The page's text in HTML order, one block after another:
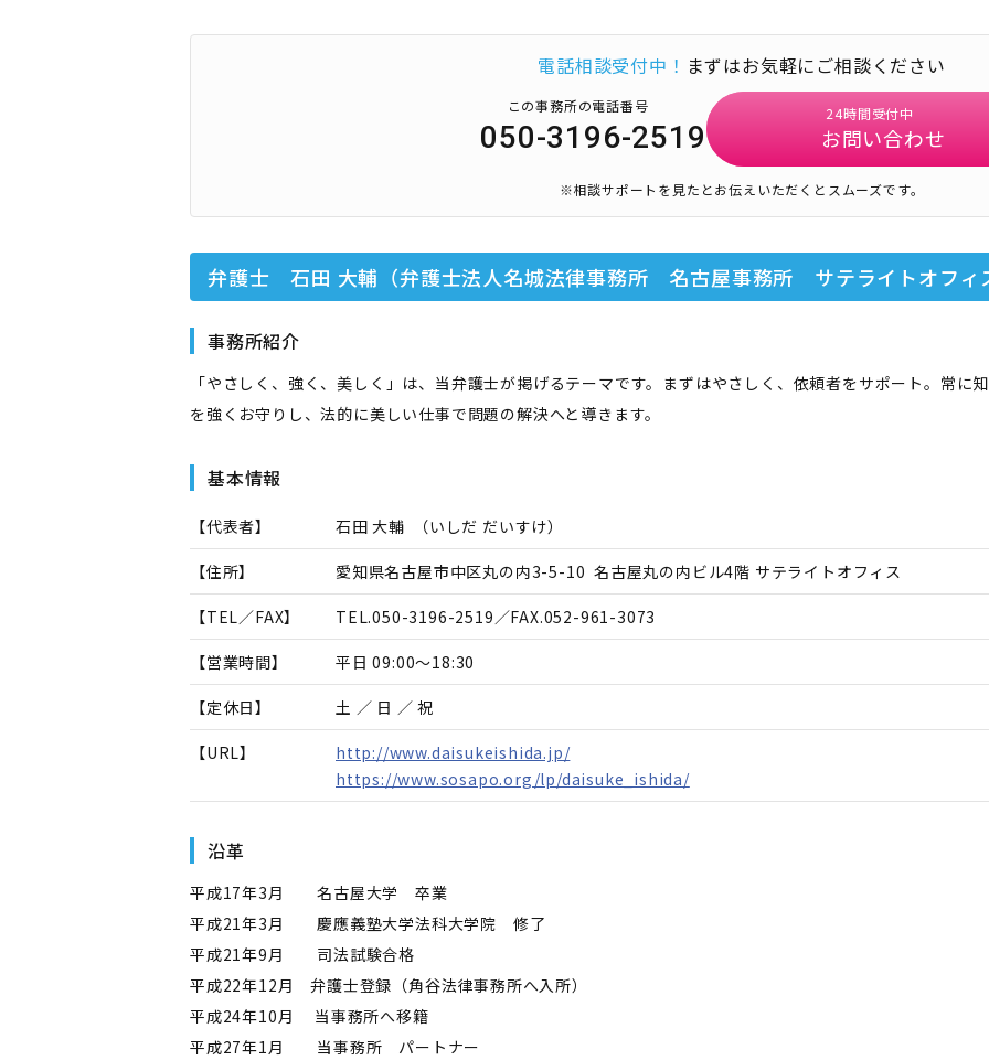
電話相談受付中！ まずはお気軽にご相談ください
この事務所の電話番号
050-3196-2519
24時間受付中
お問い合わせ
※相談サポートを見たとお伝えいただくとスムーズです。
弁護士 石田 大輔（弁護士法人名城法律事務所 名古屋事務所 サテライトオフィ
事務所紹介
「やさしく、強く、美しく」は、当弁護士が掲げるテーマです。まずはやさしく、依頼者をサポート。常に
を強くお守りし、法的に美しい仕事で問題の解決へと導きます。
基本情報
【代表者】 石田 大輔 （いしだ だいすけ）
【住所】 愛知県名古屋市中区丸の内3-5-10 名古屋丸の内ビル4階 サテライトオフィス
【TEL／FAX】 TEL.050-3196-2519／FAX.052-961-3073
【営業時間】 平日 09:00～18:30
【定休日】 土 ／ 日 ／ 祝
【URL】
http://www.daisukeishida.jp/
https://www.sosapo.org/lp/daisuke_ishida/
沿革
平成17年3月 名古屋大学 卒業
平成21年3月 慶應義塾大学法科大学院 修了
平成21年9月 司法試験合格
平成22年12月 弁護士登録（角谷法律事務所へ入所）
平成24年10月 当事務所へ移籍
平成27年1月 当事務所 パートナー